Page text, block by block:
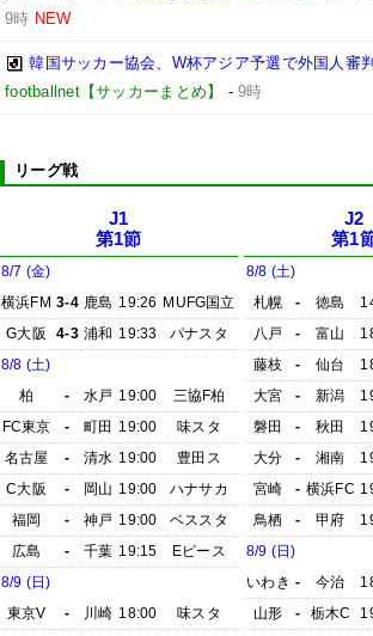
9時 NEW
韓国サッカー協会、W杯アジア予選で外国人
footballnet【サッカーまとめ】
-9時
リーグ戦
J1
第1節
8/7 (金)
横浜FM 3-4 鹿島 19:26 MUFG国立
G大阪
4-3 浦和 19:33
パナスタ
8/8 (土)
柏
- 水戸 19:00
三協F柏
FC東京
- 町田 19:00
味スタ
名古屋
- 清水 19:00
豊田ス
C大阪
- 岡山 19:00
ハナサカ
福岡
- 神戸 19:00
ベススタ
広島
- 千葉 19:15
Eピース
8/9 (日)
東京V
- 川崎 18:00
味スタ
J2
第1
8/8 (土)
札幌
- 徳島
八戸
- 富山
藤枝
- 仙台
大宮
- 新潟
磐田
- 秋田
大分
- 湘南
宮崎
- 横浜FC
鳥栖
- 甲府
8/9 (日)
いわき - 今治
山形
- 栃木C